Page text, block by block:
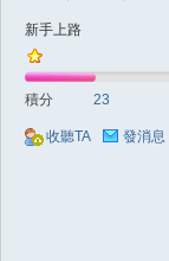
新手上路
積分 23
收聽TA 發消息